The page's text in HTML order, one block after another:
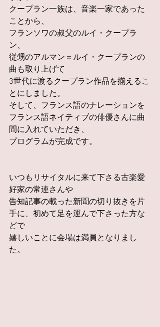
クープラン一族は、音楽一家であった
ことから、
フランソワの叔父のルイ・クープラ
ン、
従甥のアルマン＝ルイ・クープランの
曲も取り上げて
3世代に渡るクープラン作品を揃えるこ
とにしました。
そして、フランス語のナレーションを
フランス語ネイティブの俳優さんに曲
間に入れていただき、
プログラムが完成です。
いつもリサイタルに来て下さる古楽愛
好家の常連さんや
告知記事の載った新聞の切り抜きを片
手に、初めて足を運んで下さった方な
どで
嬉しいことに会場は満員となりまし
た。